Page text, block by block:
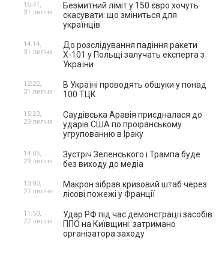
Безмитний ліміт у 150 євро хочуть
скасувати: що зміниться для
українців
16:41,
31 липня
До розслідування падіння ракети
Х-101 у Польщі залучать експерта з
України
14:14,
31 липня
В Україні проводять обшуки у понад
100 ТЦК
12:22,
31 липня
Саудівська Аравія приєдналася до
ударів США по проіранському
угрупованню в Іраку
15:23,
29 липня
Зустріч Зеленського і Трампа буде
без виходу до медіа
14:05,
29 липня
Макрон зібрав кризовий штаб через
лісові пожежі у Франції
13:00,
27 липня
Удар РФ під час демонстрації засобів
ППО на Київщині: затримано
організатора заходу
11:50,
27 липня